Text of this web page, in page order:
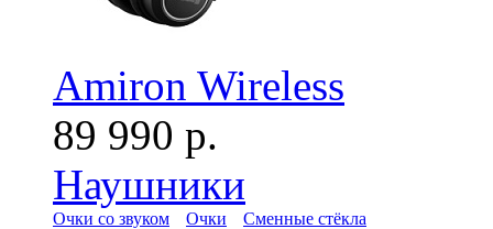
Amiron Wireless
89 990 р.
Наушники
Очки со звуком Очки Сменные стёкла